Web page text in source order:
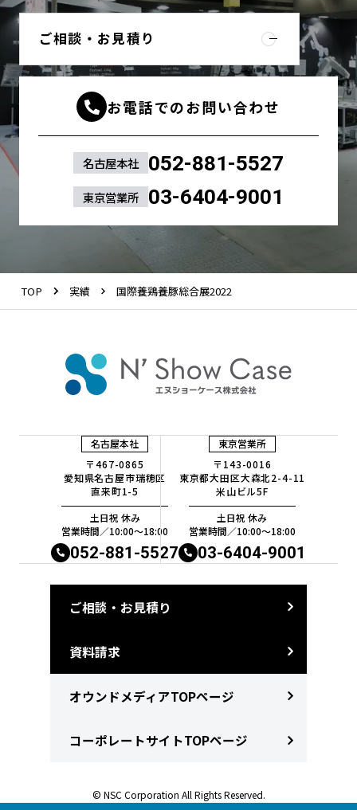
ご相談・お見積り
お電話でのお問い合わせ
名古屋本社 052-881-5527
東京営業所 03-6404-9001
TOP 実績 国際養鶏養豚総合展2022
名古屋本社
〒467-0865
愛知県名古屋市瑞穂区
直来町1-5
土日祝 休み
営業時間／10:00〜18:00
052-881-5527
東京営業所
〒143-0016
東京都大田区大森北2-4-11
米山ビル5F
土日祝 休み
営業時間／10:00〜18:00
03-6404-9001
ご相談・お見積り
資料請求
オウンドメディアTOPページ
コーポレートサイトTOPページ
© NSC Corporation All Rights Reserved.